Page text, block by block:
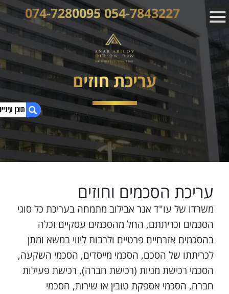
2. עורך דין עריכת חוזים אנר אבילוב
4. עריכת חוזים וההבדל ביניהם
5. עריכת חוזה למען הסדר הטוב
054-7843227 074-7280095
עריכת חוזים
עריכת הסכמים וחוזים
משרדו של עו"ד אנר אבילוב מתמחה בעריכת כל סוגי
הסכמים וכריתתם, החל מהסכמים עסקיים וכלה
בהסכמים אזרחיים פרטיים ולרבות ליווי במשא ומתן
לכריתתו של הסכם, הסכמי מייסדים, הסכמי השקעה,
הסכמי רכישת מניות (רכישת חברה), רכישת פעילות
חברה, הסכמי אספקת טובין או שירות, הסכמי